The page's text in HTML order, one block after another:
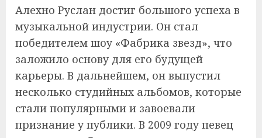
Алехно Руслан достиг большого успеха в
музыкальной индустрии. Он стал
победителем шоу «Фабрика звезд», что
заложило основу для его будущей
карьеры. В дальнейшем, он выпустил
несколько студийных альбомов, которые
стали популярными и завоевали
признание у публики. В 2009 году певец